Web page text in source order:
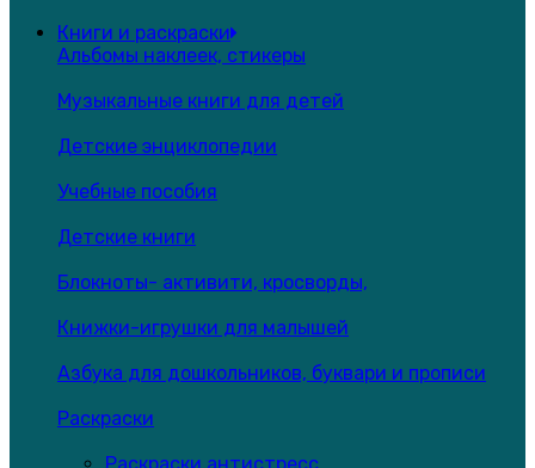
Книги и раскраски
Альбомы наклеек, стикеры
Музыкальные книги для детей
Детские энциклопедии
Учебные пособия
Детские книги
Блокноты- активити, кросворды,
Книжки-игрушки для малышей
Азбука для дошкольников, буквари и прописи
Раскраски